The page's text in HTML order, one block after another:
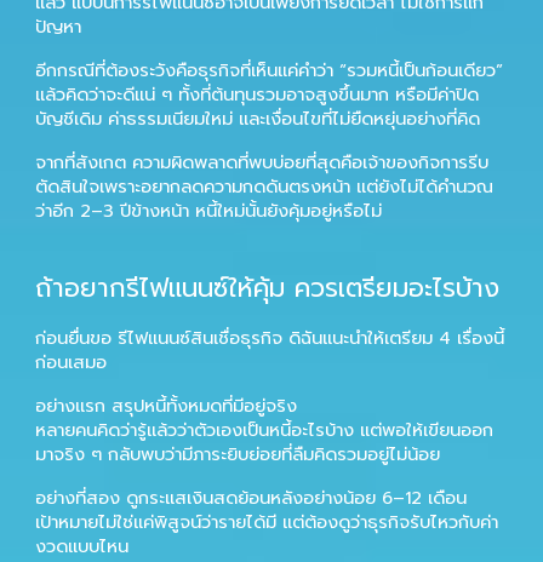
ปัญหา
อีกกรณีที่ต้องระวังคือธุรกิจที่เห็นแค่คำว่า “รวมหนี้เป็นก้อนเดียว”
แล้วคิดว่าจะดีแน่ ๆ ทั้งที่ต้นทุนรวมอาจสูงขึ้นมาก หรือมีค่าปิด
บัญชีเดิม ค่าธรรมเนียมใหม่ และเงื่อนไขที่ไม่ยืดหยุ่นอย่างที่คิด
จากที่สังเกต ความผิดพลาดที่พบบ่อยที่สุดคือเจ้าของกิจการรีบ
ตัดสินใจเพราะอยากลดความกดดันตรงหน้า แต่ยังไม่ได้คำนวณ
ว่าอีก 2–3 ปีข้างหน้า หนี้ใหม่นั้นยังคุ้มอยู่หรือไม่
ถ้าอยากรีไฟแนนซ์ให้คุ้ม ควรเตรียมอะไรบ้าง
ก่อนยื่นขอ รีไฟแนนซ์สินเชื่อธุรกิจ ดิฉันแนะนำให้เตรียม 4 เรื่องนี้
ก่อนเสมอ
อย่างแรก สรุปหนี้ทั้งหมดที่มีอยู่จริง
หลายคนคิดว่ารู้แล้วว่าตัวเองเป็นหนี้อะไรบ้าง แต่พอให้เขียนออก
มาจริง ๆ กลับพบว่ามีภาระยิบย่อยที่ลืมคิดรวมอยู่ไม่น้อย
อย่างที่สอง ดูกระแสเงินสดย้อนหลังอย่างน้อย 6–12 เดือน
เป้าหมายไม่ใช่แค่พิสูจน์ว่ารายได้มี แต่ต้องดูว่าธุรกิจรับไหวกับค่า
งวดแบบไหน